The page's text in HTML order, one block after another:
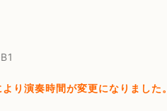
り演奏時間が変更になりました